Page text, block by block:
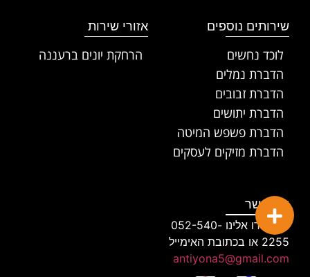
שירותים נוספים
לוכד נחשים
הדברת נמלים
הדברת זבובים
הדברת יתושים
הדברת פשפש המיטה
הדברת מזיקים לעסקים
אזורי שירות
הרחקת יונים ברעננה
צרו קשר
התקשרו אלינו 052-540-
2255 או בכתובת האימייל
antiyona5@gmail.com